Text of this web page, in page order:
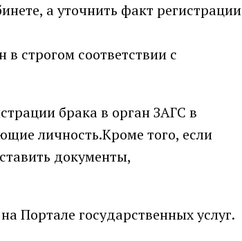
а уточнить факт регистрации
строгом соответствии с
брака в орган ЗАГС в
личность.Кроме того, если
документы,
Портале государственных услуг.